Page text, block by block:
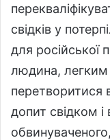
свідків у
для російської
людина,
перетворитися
допит свідком і